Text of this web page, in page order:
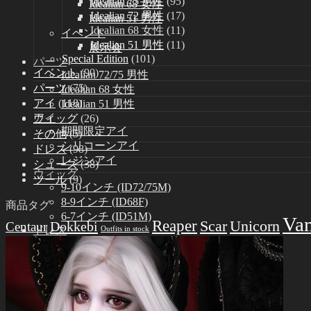
Idealian 68 女性
Idealian 51 男性
イベント
展示会
パーツ
Idealian 72/75 男性
Idealian 68 女性
Idealian 51 男性
アイ
期間限定アイ
シリコーンアイ
レジンアイ
ウィッグ
9-10インチ (ID72/75M)
8-9インチ (ID68F)
6-7インチ (ID51M)
ドレス
Idealian 75 男性
Idealian 72 男性
Idealian 68 女性
Idealian 51 男性
シューズ
Idealian 72 男性 (17)
Idealian 68 女性 (11)
Idealian 51 男性 (11)
Special Edition (101)
イベント (90)
パーツ (75)
アイ (118)
ウィッグ (26)
その他 (5)
ドレス (98)
シューズ (38)
ツール (9)
商品タグ
CentaurDokkebi Outfits in stock Reaper ScarUnicorn